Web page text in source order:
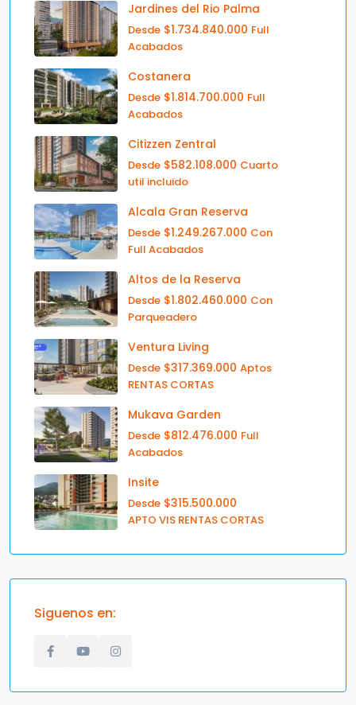
Jardines del Rio Palma
Desde $1.734.840.000 Full
Acabados
Costanera
Desde $1.814.700.000 Full
Acabados
Citizzen Zentral
Desde $582.108.000 Cuarto
util incluido
Alcala Gran Reserva
Desde $1.249.267.000 Con
Full Acabados
Altos de la Reserva
Desde $1.802.460.000 Con
Parqueadero
Ventura Living
Desde $317.369.000 Aptos
RENTAS CORTAS
Mukava Garden
Desde $812.476.000 Full
Acabados
Insite
Desde $315.500.000
APTO VIS RENTAS CORTAS
Siguenos en: